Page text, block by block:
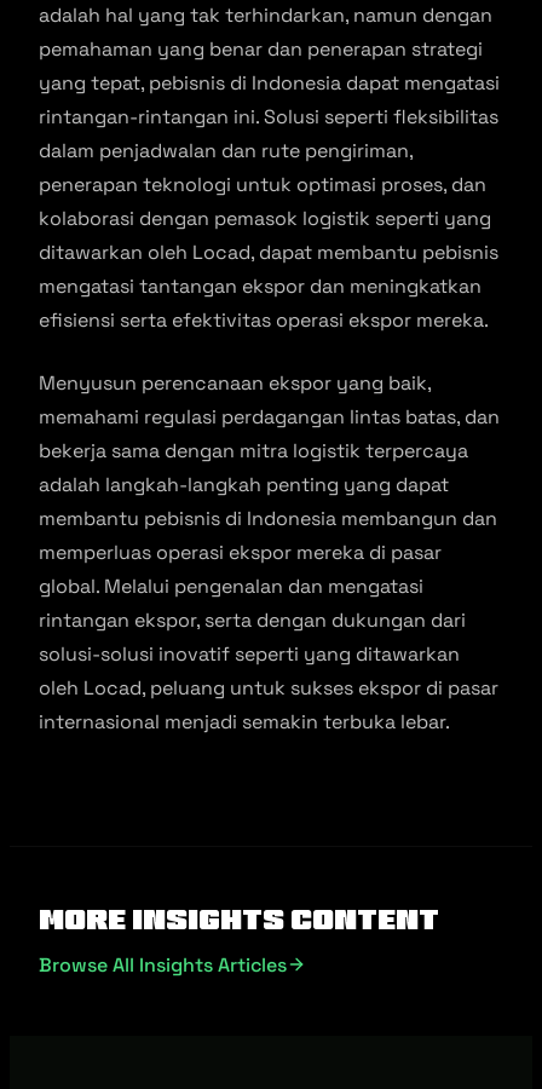
adalah hal yang tak terhindarkan, namun dengan
pemahaman yang benar dan penerapan strategi
yang tepat, pebisnis di Indonesia dapat mengatasi
rintangan-rintangan ini. Solusi seperti fleksibilitas
dalam penjadwalan dan rute pengiriman,
penerapan teknologi untuk optimasi proses, dan
kolaborasi dengan pemasok logistik seperti yang
ditawarkan oleh Locad, dapat membantu pebisnis
mengatasi tantangan ekspor dan meningkatkan
efisiensi serta efektivitas operasi ekspor mereka.
Menyusun perencanaan ekspor yang baik,
memahami regulasi perdagangan lintas batas, dan
bekerja sama dengan mitra logistik terpercaya
adalah langkah-langkah penting yang dapat
membantu pebisnis di Indonesia membangun dan
memperluas operasi ekspor mereka di pasar
global. Melalui pengenalan dan mengatasi
rintangan ekspor, serta dengan dukungan dari
solusi-solusi inovatif seperti yang ditawarkan
oleh Locad, peluang untuk sukses ekspor di pasar
internasional menjadi semakin terbuka lebar.
More Insights Content
Browse All Insights Articles